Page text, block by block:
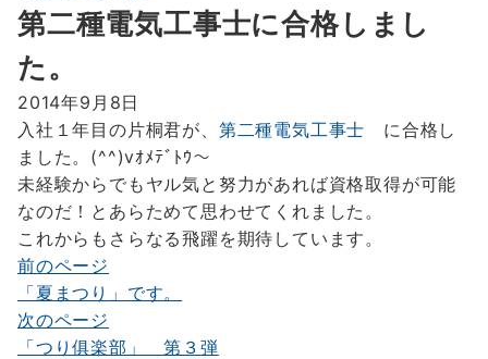
第二種電気工事士に合格しまし
た。
2014年9月8日
入社１年目の片桐君が、 第二種電気工事士 に合格し
ました。(^^)vｵﾒﾃﾞﾄｳ～
未経験からでもヤル気と努力があれば資格取得が可能
なのだ！とあらためて思わせてくれました。
これからもさらなる飛躍を期待しています。
投
稿
ナ
前のページ
「夏まつり」です。
次のページ
「つり俱楽部」 第３弾